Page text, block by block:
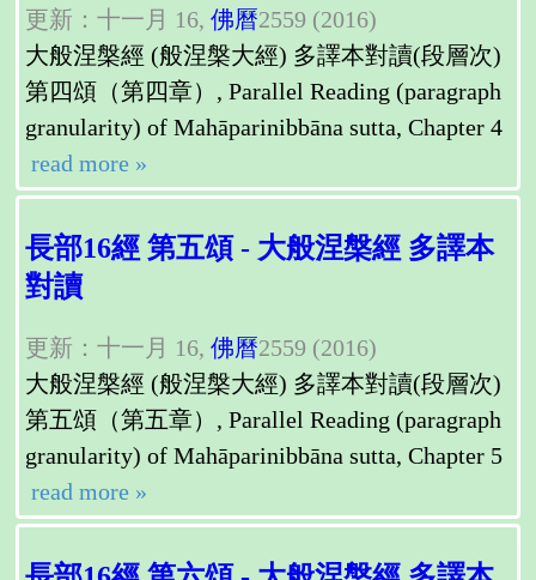
更新：十一月 16, 佛曆2559 (2016)
大般涅槃經 (般涅槃大經) 多譯本對讀(段層次)
第四頌（第四章）, Parallel Reading (paragraph
granularity) of Mahāparinibbāna sutta, Chapter 4
read more »
長部16經 第五頌 - 大般涅槃經 多譯本
對讀
更新：十一月 16, 佛曆2559 (2016)
大般涅槃經 (般涅槃大經) 多譯本對讀(段層次)
第五頌（第五章）, Parallel Reading (paragraph
granularity) of Mahāparinibbāna sutta, Chapter 5
read more »